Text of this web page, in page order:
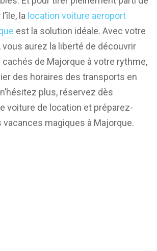
la location voiture aeroport
est la solution idéale. Avec votre
vous aurez la liberté de découvrir
de Majorque à votre rythme,
des horaires des transports en
plus, réservez dès
voiture de location et préparez-
vacances magiques à Majorque.